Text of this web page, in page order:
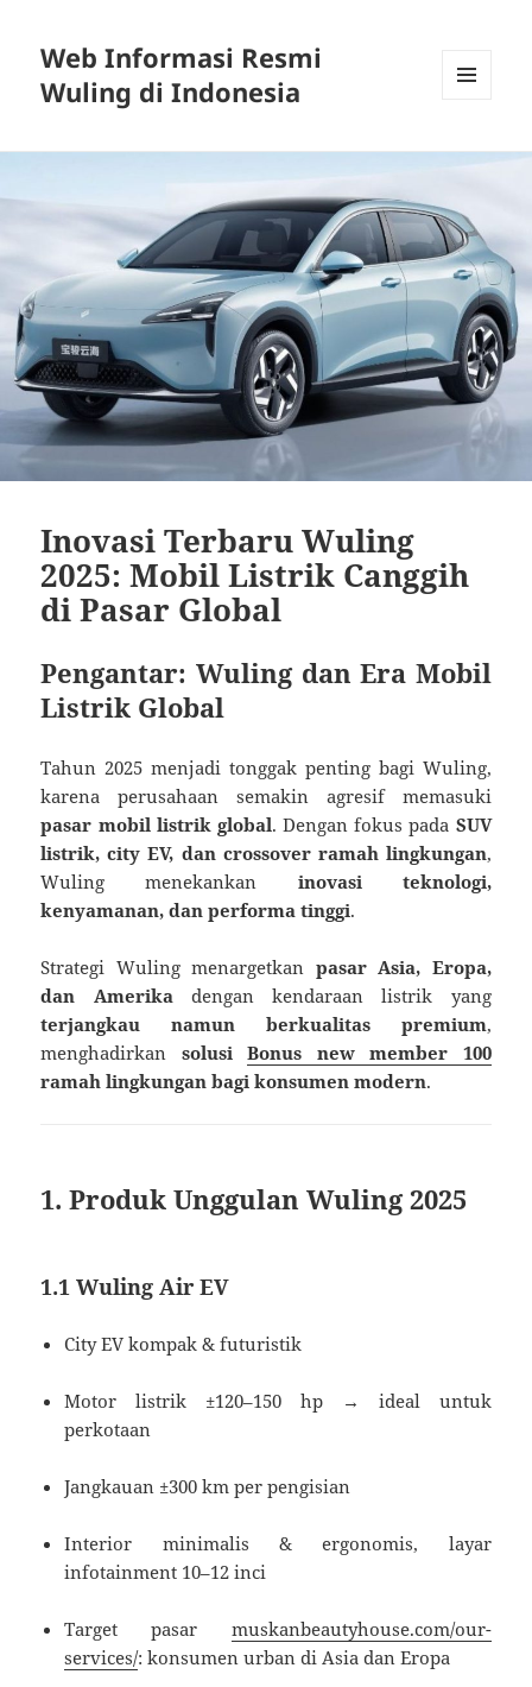
Web Informasi Resmi
Wuling di Indonesia
WIDGET
Inovasi Terbaru Wuling
2025: Mobil Listrik Canggih
di Pasar Global
Pengantar: Wuling dan Era Mobil
Listrik Global
Tahun 2025 menjadi tonggak penting bagi Wuling,
karena perusahaan semakin agresif memasuki
pasar mobil listrik global. Dengan fokus pada SUV
listrik, city EV, dan crossover ramah lingkungan,
Wuling menekankan inovasi teknologi,
kenyamanan, dan performa tinggi.
Strategi Wuling menargetkan pasar Asia, Eropa,
dan Amerika dengan kendaraan listrik yang
terjangkau namun berkualitas premium,
menghadirkan solusiBonus new member 100
ramah lingkungan bagi konsumen modern.
1. Produk Unggulan Wuling 2025
1.1 Wuling Air EV
City EV kompak & futuristik
Motor listrik ±120–150 hp → ideal untuk
perkotaan
Jangkauan ±300 km per pengisian
Interior minimalis & ergonomis, layar
infotainment 10–12 inci
Target pasar muskanbeautyhouse.com/our-
services/: konsumen urban di Asia dan Eropa